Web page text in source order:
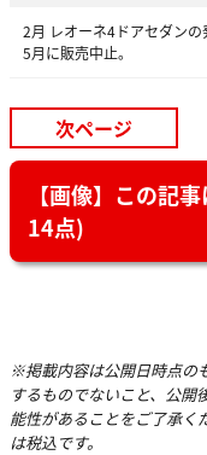
2月 レオーネ4ドアセダンの
5月に販売中止。
次ページ
【画像】この記
14点)
※掲載内容は公開日時点の
するものでないこと、公開
能性があることをご了承
は税込です。